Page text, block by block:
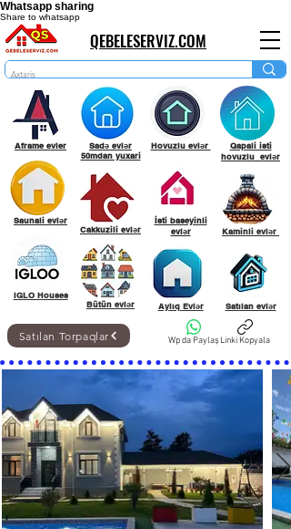
Whatsapp sharing
Share to whatsapp
QEBELESERVIZ.COM
Aframe evler
Saunali evlər
IGLO Houses
Sadə evlər
50mdan yuxari
Cakkuzili evlər
Bütün evlər
Hovuzlu evlər
İsti baseyinli
evlər
Aylıq Evlər
Qapali isti
hovuzlu evlər
Kaminli evlər
Satılan evlər
Wp da PaylaşLinki Kopyala
Satılan Torpaqlar